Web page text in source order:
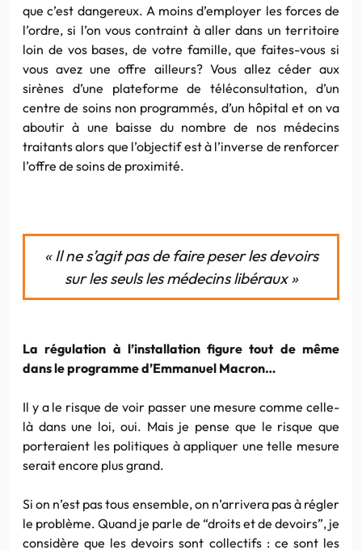
que c’est dangereux. A moins d’employer les forces de
l’ordre, si l’on vous contraint à aller dans un territoire
loin de vos bases, de votre famille, que faites-vous si
vous avez une offre ailleurs? Vous allez céder aux
sirènes d’une plateforme de téléconsultation, d’un
centre de soins non programmés, d’un hôpital et on va
aboutir à une baisse du nombre de nos médecins
traitants alors que l’objectif est à l’inverse de renforcer
l’offre de soins de proximité.
« Il ne s’agit pas de faire peser les devoirs
sur les seuls les médecins libéraux »
La régulation à l’installation figure tout de même
dans le programme d’Emmanuel Macron…
Il y a le risque de voir passer une mesure comme celle-
là dans une loi, oui. Mais je pense que le risque que
porteraient les politiques à appliquer une telle mesure
serait encore plus grand.
Si on n’est pas tous ensemble, on n’arrivera pas à régler
le problème. Quand je parle de “droits et de devoirs”, je
considère que les devoirs sont collectifs : ce sont les